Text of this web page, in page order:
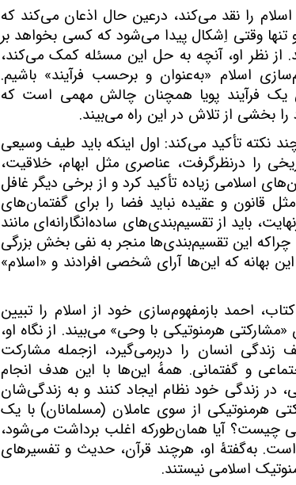
را نقد می‌کند، درعین حال اذعان می‌کند که
وقتی اِشکال پیدا می‌شود که کسی بخواهد بر
از نظر او، آنچه به حل این مسئله کمک می‌کند،
اسلام «به‌عنوان و برحسب فرآیند» باشیم.
یک فرآیند پویا همچنان چالش مهمی است که
بخشی از تلاش در این راه می‌بیند.
نکته تأکید می‌کند: اول اینکه باید طیف وسیعی
را درنظرگرفت، عناصری مثل ابهام، خلاقیت،
اسلامی زیاده تأکید کرد و از برخی دیگر غافل
قانون و عقیده نباید فضا را برای گفتمان‌های
باید از تقسیم‌بندی‌های ساده‌انگارانه‌ای مانند
این تقسیم‌بندی‌ها منجر به نفی بخش بزرگی
بهانه که این‌ها آرای شخصی افرادند و «اسلام»
احمد بازمفهوم‌سازی خود از اسلام را تبیین
هرمنوتیکی با وحی» می‌بیند. از نگاه او،
انسان را دربرمی‌گیرد، ازجمله مشارکت
و گفتمانی. همهٔ این‌ها با این هدف انجام
در زندگی خود نظام ایجاد کنند و به زندگی‌شان
هرمنوتیکی از سوی عاملان (مسلمانان) با یک
چیست؟ آیا همان‌طورکه اغلب برداشت می‌شود،‌
به‌گفتۀ او، هرچند قرآن،‌ حدیث و تفسیرهای
اسلامی نیستند.